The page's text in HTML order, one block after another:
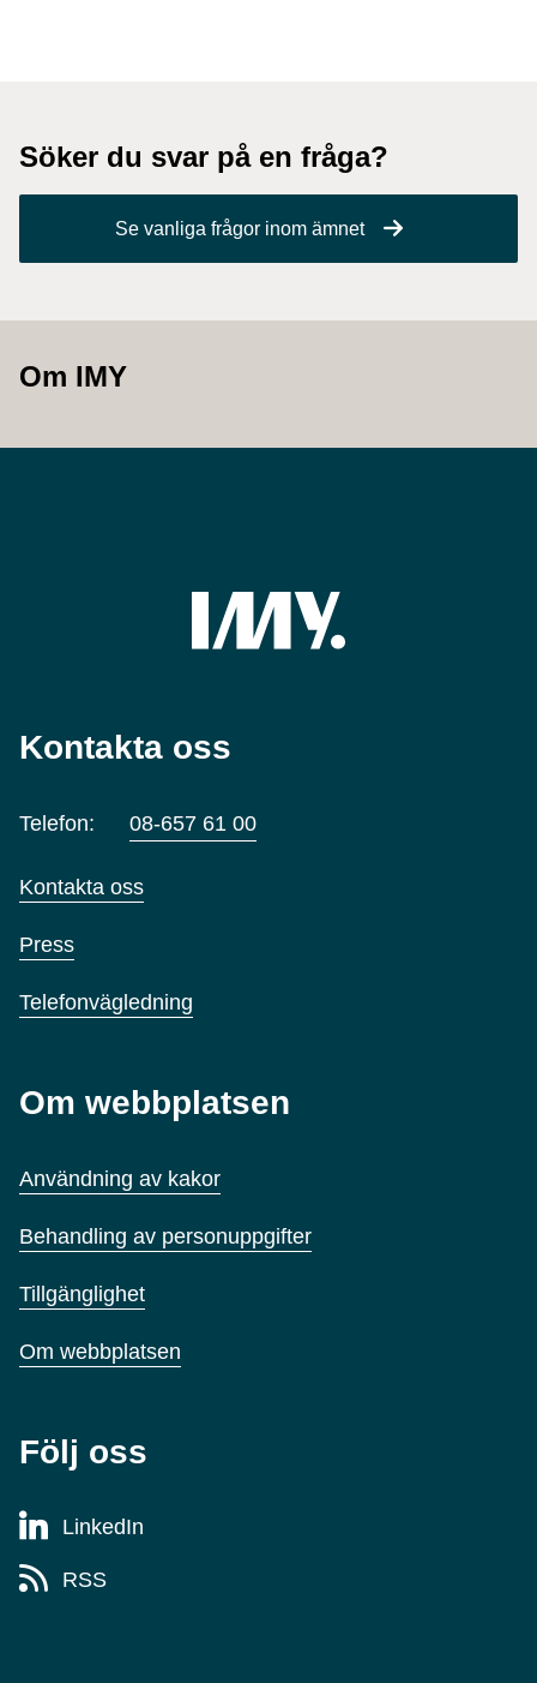
Söker du svar på en fråga?
Se vanliga frågor inom ämnet
Om IMY
Kontakta oss
Telefon: 08-657 61 00
Kontakta oss
Press
Telefonvägledning
Om webbplatsen
Användning av kakor
Behandling av personuppgifter
Tillgänglighet
Om webbplatsen
Följ oss
LinkedIn
RSS